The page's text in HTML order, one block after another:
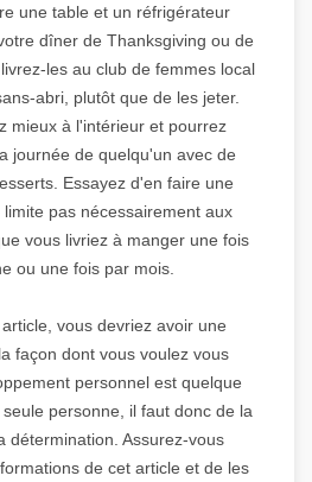
une table et un réfrigérateur
dîner de Thanksgiving ou de
les au club de femmes local
abri, plutôt que de les jeter.
mieux à l'intérieur et pourrez
journée de quelqu'un avec de
Essayez d'en faire une
pas nécessairement aux
vous livriez à manger une fois
ou une fois par mois.
vous devriez avoir une
façon dont vous voulez vous
personnel est quelque
personne, il faut donc de la
détermination. Assurez-vous
de cet article et de les